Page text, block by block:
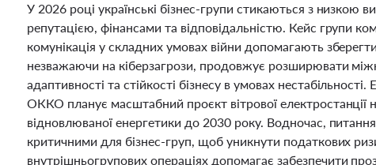
У 2026 році українські бізнес-групи стикаються з низкою
репутацією, фінансами та відповідальністю. Кейс групи
комунікація у складних умовах війни допомагають
незважаючи на кіберзагрози, продовжує розширювати
адаптивності та стійкості бізнесу в умовах
ОККО планує масштабний проєкт вітрової електростанції
відновлюваної енергетики до 2030 року. Водночас,
критичними для бізнес-груп, щоб уникнути податкових
внутрішньогрупових операціях допомагає забезпечити